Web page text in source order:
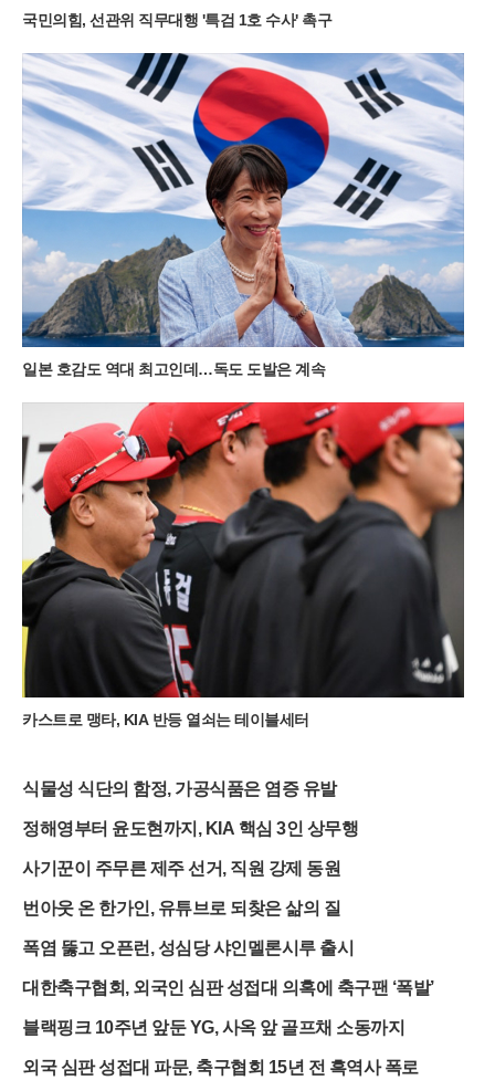
으로 밀어 넣는다. 구름에 휩싸인 물웅덩이는 마치 전설 속의 성
지처럼 경건한 분위기를 자아내며 제주도의 삼성혈을 떠올리게
한다. 여름철 이른 아침에 산을 오르면 억새 사이로 피어오르는
물안개와 함께 몽환적인 대자연의 생명력을 온몸으로 만끽할 수
있다.민둥산을 오르는 경로는 체력과 시간대에 따라 세 가지 선
택지가 존재한다. 가장 대중적인 제1코스는 증산초등학교에서
시작해 가파른 길과 완만한 길 중 선택할 수 있으며, 제2코스는
능전마을 주차장을 이용해 한 시간 정도 소요된다. 가장 빠르게
정상에 닿고 싶다면 제3코스인 발구덕쉼터를 이용하는 것이 효
율적이다. 다만 최단 코스인 만큼 평일 새벽 6시 30분 이전에는
도착해야 주차 공간을 확보할 수 있을 정도로 경쟁이 치열하다.
새벽 공기를 가르며 시작하는 짧은 트레킹은 가족 단위 여행객들
에게도 큰 부담이 없다.대중교통을 이용하는 여행객들을 위한 편
의 시설도 대폭 확충되었다. 서울 청량리역에서 기차를 타고 민
둥산역에 도착하면 주말마다 운행되는 셔틀버스를 이용해 주요
등산로 입구까지 편리하게 이동할 수 있다. 2026년 셔틀버스 운
행은 11월 초순까지 주말 한정으로 하루 4회 운영되며, 시기에 따
라 민둥산역과 능전마을 주차장을 기점으로 노선이 조정된다. 지
자체는 관광객 급증에 대비해 임시 운행 여부를 실시간으로 공지
하고 있으며, 반려견과 함께 동행하는 여행객들을 위한 배려 섞
인 안내도 병행하고 있다.최근 고환율과 고물가 영향으로 국내
여행으로 눈을 돌린 이들에게 정선의 자연은 가성비 높은 럭셔리
한 경험을 제공한다. 돈으로 환산할 수 없는 대자연의 풍광과 가
족이 함께 나누는 새벽 산행의 기억은 단순한 관광 이상의 가치
를 지닌다. 정선군 여량면 일대의 고즈넉한 분위기와 민둥산의
역동적인 지형이 어우러진 이번 여름 시즌은 억새가 은빛으로 변
하기 전까지 그 싱그러움을 더할 전망이다. 여행객들은 출국 전
복잡한 절차 대신 가벼운 등산화와 카메라를 챙겨 강원도의 깊은
산속으로 향하고 있다.
국민의힘, 선관위 직무대행 '특검 1호 수사' 촉구
일본 호감도 역대 최고인데…독도 도발은 계속
카스트로 맹타, KIA 반등 열쇠는 테이블세터
식물성 식단의 함정, 가공식품은 염증 유발
정해영부터 윤도현까지, KIA 핵심 3인 상무행
사기꾼이 주무른 제주 선거, 직원 강제 동원
번아웃 온 한가인, 유튜브로 되찾은 삶의 질
폭염 뚫고 오픈런, 성심당 샤인멜론시루 출시
대한축구협회, 외국인 심판 성접대 의혹에 축구팬 ‘폭발’
블랙핑크 10주년 앞둔 YG, 사옥 앞 골프채 소동까지
외국 심판 성접대 파문, 축구협회 15년 전 흑역사 폭로